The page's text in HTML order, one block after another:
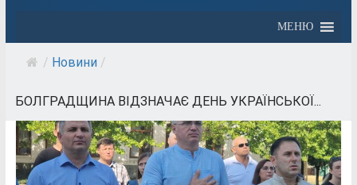
МЕНЮ
/ Новини /
БОЛГРАДЩИНА ВІДЗНАЧАЄ ДЕНЬ УКРАЇНСЬКОЇ...